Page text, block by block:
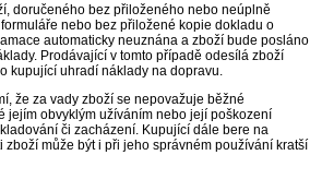
doručeného bez přiloženého nebo neúplně
nebo bez přiložené kopie dokladu o
automaticky neuznána a zboží bude posláno
Prodávající v tomto případě odesílá zboží
kupující uhradí náklady na dopravu.
že za vady zboží se nepovažuje běžné
jejím obvyklým užíváním nebo její poškození
či zacházení. Kupující dále bere na
zboží může být i při jeho správném používání kratší